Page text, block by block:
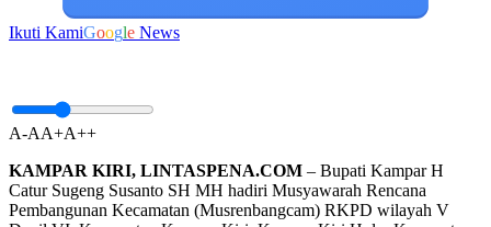
Ikuti KamiGoogle News
A-AA+A++
KAMPAR KIRI, LINTASPENA.COM – Bupati Kampar H
Catur Sugeng Susanto SH MH hadiri Musyawarah Rencana
Pembangunan Kecamatan (Musrenbangcam) RKPD wilayah V